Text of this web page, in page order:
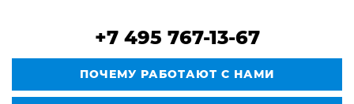
+7 495 767-13-67
ПОЧЕМУ РАБОТАЮТ С НАМИ